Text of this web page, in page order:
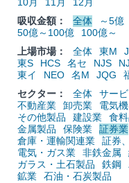
10月
11月
12月
吸収金額：
全体 ～5億
50億～100億
100億～
上場市場：
全体 東M
東S
HCS 名セ NJS
東イ
NEO 名M JQG
セクター：
全体 サー
不動産業
卸売業 電気
その他製品
建設業 食
金属製品
保険業 証券業
倉庫・運輸関連業
証券
電気・ガス業
非鉄金属
ガラス・土石製品
鉄鋼
鉱業
石油・石炭製品